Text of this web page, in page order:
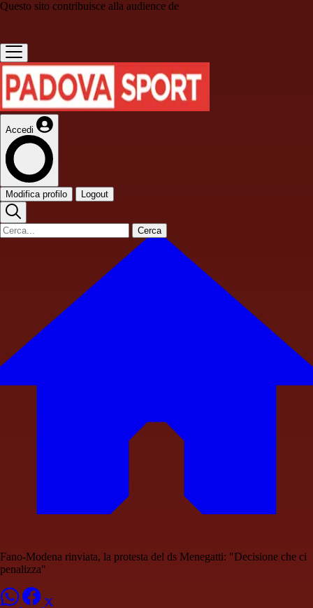
Questo sito contribuisce alla audience de
Accedi
Modifica profilo Logout
Cerca
Fano-Modena rinviata, la protesta del ds Menegatti: "Decisione che ci
penalizza"